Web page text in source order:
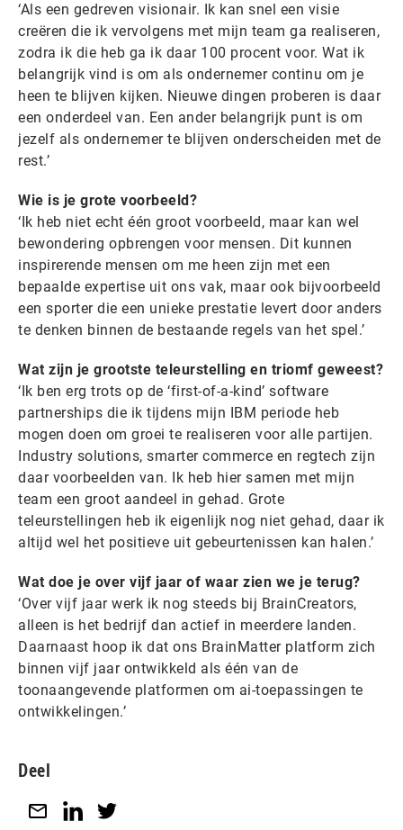
‘Als een gedreven visionair. Ik kan snel een visie
creëren die ik vervolgens met mijn team ga realiseren,
zodra ik die heb ga ik daar 100 procent voor. Wat ik
belangrijk vind is om als ondernemer continu om je
heen te blijven kijken. Nieuwe dingen proberen is daar
een onderdeel van. Een ander belangrijk punt is om
jezelf als ondernemer te blijven onderscheiden met de
rest.’
Wie is je grote voorbeeld?
‘Ik heb niet echt één groot voorbeeld, maar kan wel
bewondering opbrengen voor mensen. Dit kunnen
inspirerende mensen om me heen zijn met een
bepaalde expertise uit ons vak, maar ook bijvoorbeeld
een sporter die een unieke prestatie levert door anders
te denken binnen de bestaande regels van het spel.’
Wat zijn je grootste teleurstelling en triomf geweest?
‘Ik ben erg trots op de ‘first-of-a-kind’ software
partnerships die ik tijdens mijn IBM periode heb
mogen doen om groei te realiseren voor alle partijen.
Industry solutions, smarter commerce en regtech zijn
daar voorbeelden van. Ik heb hier samen met mijn
team een groot aandeel in gehad. Grote
teleurstellingen heb ik eigenlijk nog niet gehad, daar ik
altijd wel het positieve uit gebeurtenissen kan halen.’
Wat doe je over vijf jaar of waar zien we je terug?
‘Over vijf jaar werk ik nog steeds bij BrainCreators,
alleen is het bedrijf dan actief in meerdere landen.
Daarnaast hoop ik dat ons BrainMatter platform zich
binnen vijf jaar ontwikkeld als één van de
toonaangevende platformen om ai-toepassingen te
ontwikkelingen.’
Deel